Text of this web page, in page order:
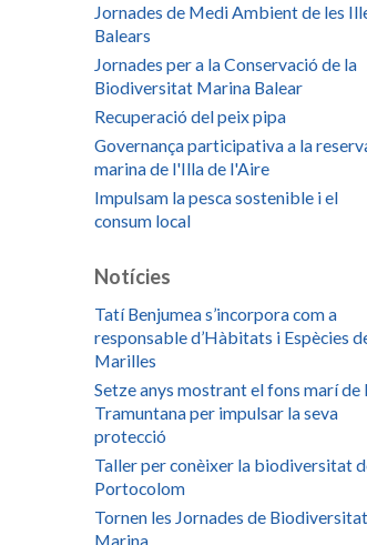
Jornades de Medi Ambient de les
Balears
Jornades per a la Conservació de la
Biodiversitat Marina Balear
Recuperació del peix pipa
Governança participativa a la
marina de l'Illa de l'Aire
Impulsam la pesca sostenible i el
consum local
Notícies
Tatí Benjumea s’incorpora com a
responsable d’Hàbitats i Espècies
Marilles
Setze anys mostrant el fons marí de
Tramuntana per impulsar la seva
protecció
Taller per conèixer la biodiversitat
Portocolom
Tornen les Jornades de Biodiversitat
Marina